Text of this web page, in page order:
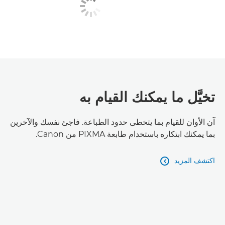
تخيَّل ما يمكنك القيام به
آن الأوان للقيام بما يتخطى حدود الطباعة. فاجئ نفسك والآخرين
بما يمكنك ابتكاره باستخدام طابعة PIXMA من Canon.
اكتشف المزيد 